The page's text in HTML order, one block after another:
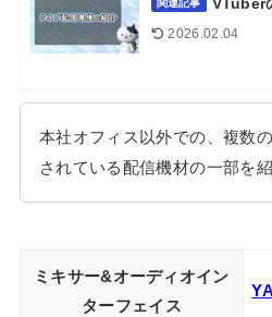
関連記事 VTuber
2026.02.04
本社オフィス以外での、複数
されている配信機材の一部を
ミキサー&オーディオイン
ターフェイス